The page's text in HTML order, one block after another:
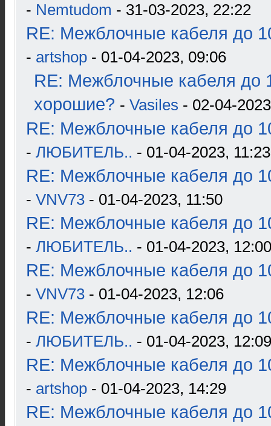
- Nemtudom - 31-03-2023, 22:22
RE: Межблочные кабеля до
- artshop - 01-04-2023, 09:06
RE: Межблочные кабеля до
хорошие? - Vasiles - 02-04-
RE: Межблочные кабеля до
- ЛЮБИТЕЛЬ.. - 01-04-2023, 11:23
RE: Межблочные кабеля до
- VNV73 - 01-04-2023, 11:50
RE: Межблочные кабеля до
- ЛЮБИТЕЛЬ.. - 01-04-2023, 12:00
RE: Межблочные кабеля до
- VNV73 - 01-04-2023, 12:06
RE: Межблочные кабеля до
- ЛЮБИТЕЛЬ.. - 01-04-2023, 12:09
RE: Межблочные кабеля до
- artshop - 01-04-2023, 14:29
RE: Межблочные кабеля до